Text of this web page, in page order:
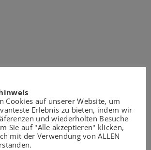
Cookies auf unserer Website, um
Erlebnis zu bieten, indem wir
und wiederholten Besuche
Sie auf "Alle akzeptieren" klicken,
mit der Verwendung von ALLEN